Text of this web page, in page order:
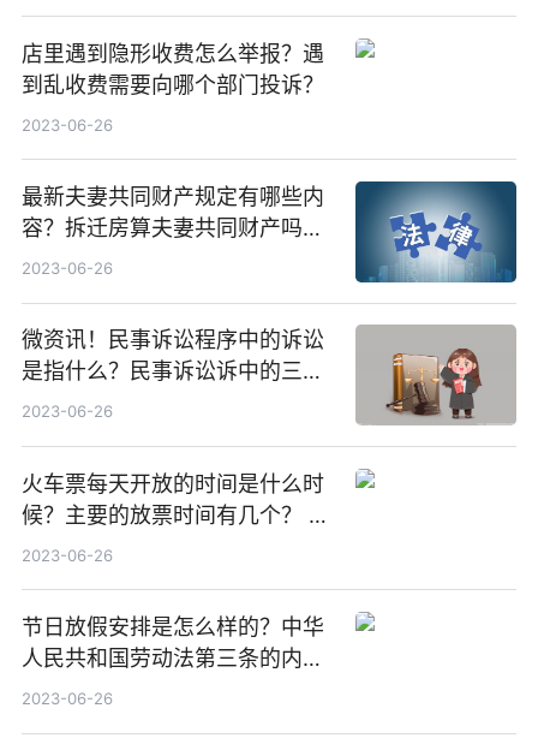
店里遇到隐形收费怎么举报？遇
到乱收费需要向哪个部门投诉？
2023-06-26
最新夫妻共同财产规定有哪些内
容？拆迁房算夫妻共同财产吗？
今日热议
2023-06-26
微资讯！民事诉讼程序中的诉讼
是指什么？民事诉讼诉中的三种
诉是怎样的？
2023-06-26
火车票每天开放的时间是什么时
候？主要的放票时间有几个？ 环
球今亮点
2023-06-26
节日放假安排是怎么样的？中华
人民共和国劳动法第三条的内容
是什么？
2023-06-26